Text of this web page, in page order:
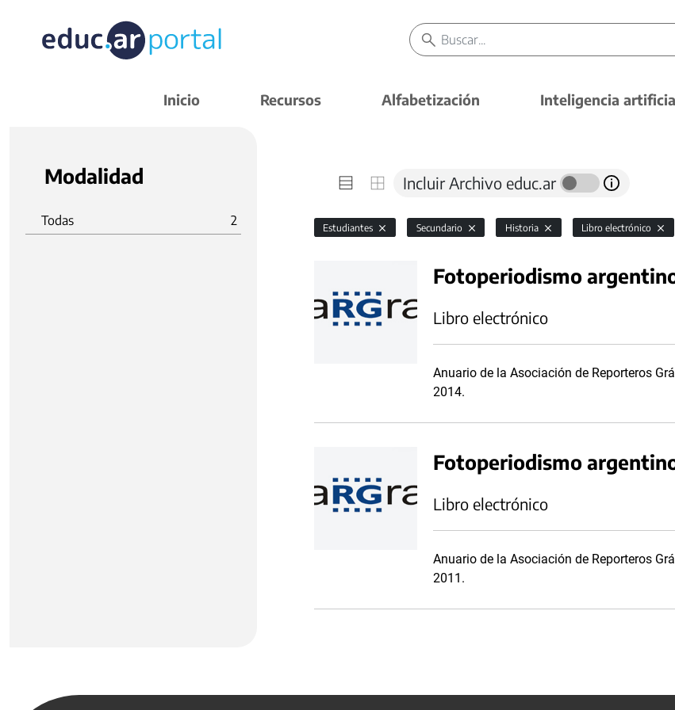
Inicio Recursos Alfabetización Inteligencia
Modalidad
Todas 2
Incluir Archivo educ.ar
Estudiantes Secundario Historia Libro electrónico
Fotoperiodismo
Libro electrónico
Anuario de la Asociación de Reporteros
2014.
Fotoperiodismo
Libro electrónico
Anuario de la Asociación de Reporteros
2011.